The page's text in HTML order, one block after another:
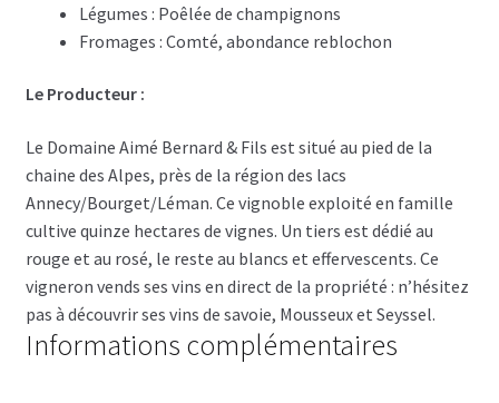
Légumes : Poêlée de champignons
Fromages : Comté, abondance reblochon
Le Producteur :
Le Domaine Aimé Bernard & Fils est situé au pied de la
chaine des Alpes, près de la région des lacs
Annecy/Bourget/Léman. Ce vignoble exploité en famille
cultive quinze hectares de vignes. Un tiers est dédié au
rouge et au rosé, le reste au blancs et effervescents. Ce
vigneron vends ses vins en direct de la propriété : n’hésitez
pas à découvrir ses vins de savoie, Mousseux et Seyssel.
Informations complémentaires